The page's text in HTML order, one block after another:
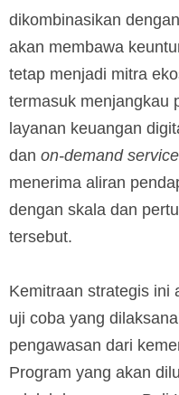
dikombinasikan
akan membawa
tetap menjadi mitra
termasuk menjangkau
layanan keuangan
dan on-demand
menerima aliran
dengan skala dan
tersebut.
Kemitraan strategis ini
uji coba yang
pengawasan dari
Program yang akan